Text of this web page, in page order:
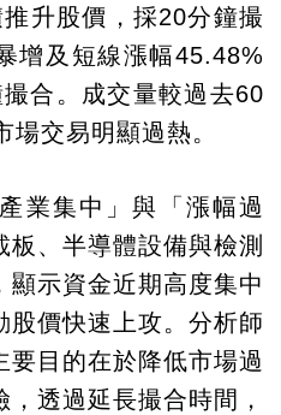
升股價，採20分鐘撮
增及短線漲幅45.48%
合。成交量較過去60
場交易明顯過熱。
業集中」與「漲幅過
、半導體設備與檢測
示資金近期高度集中
價快速上攻。分析師
目的在於降低市場過
透過延長撮合時間，